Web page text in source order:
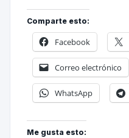
Comparte esto:
Facebook
Correo electrónico
WhatsApp
Me gusta esto: